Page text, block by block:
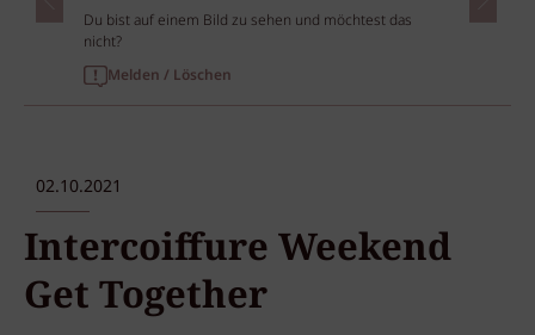
Du bist auf einem Bild zu sehen und möchtest das
nicht?
Melden / Löschen
02.10.2021
Intercoiffure Weekend
Get Together